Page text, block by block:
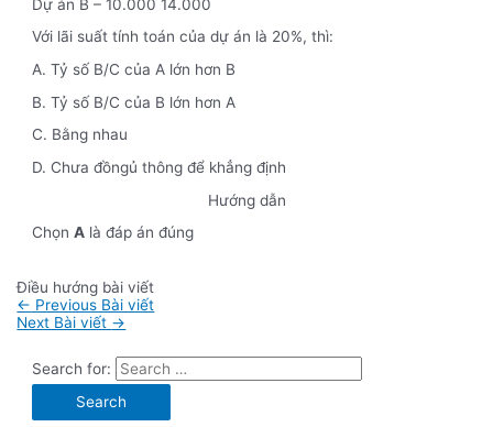
Dự án B – 10.000 14.000
Với lãi suất tính toán của dự án là 20%, thì:
A. Tỷ số B/C của A lớn hơn B
B. Tỷ số B/C của B lớn hơn A
C. Bằng nhau
D. Chưa đồngủ thông để khẳng định
Hướng dẫn
ChọnA là đáp án đúng
Điều hướng bài viết
← Previous Bài viết
Next Bài viết →
Search for: